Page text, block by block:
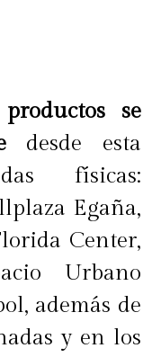
se
desde esta
físicas:
Egaña,
Center,
Urbano
además de
y en los